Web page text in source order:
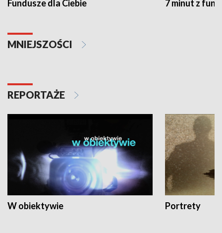
Fundusze dla Ciebie 7 minut z
MNIEJSZOŚCI
REPORTAŻE
W obiektywie Portrety